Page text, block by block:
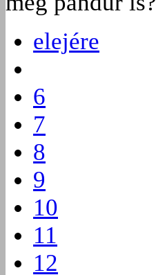
elejére
6
7
8
9
10
11
12